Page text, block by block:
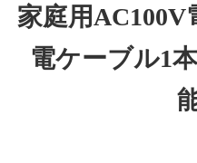
家庭用
電ケーブル1